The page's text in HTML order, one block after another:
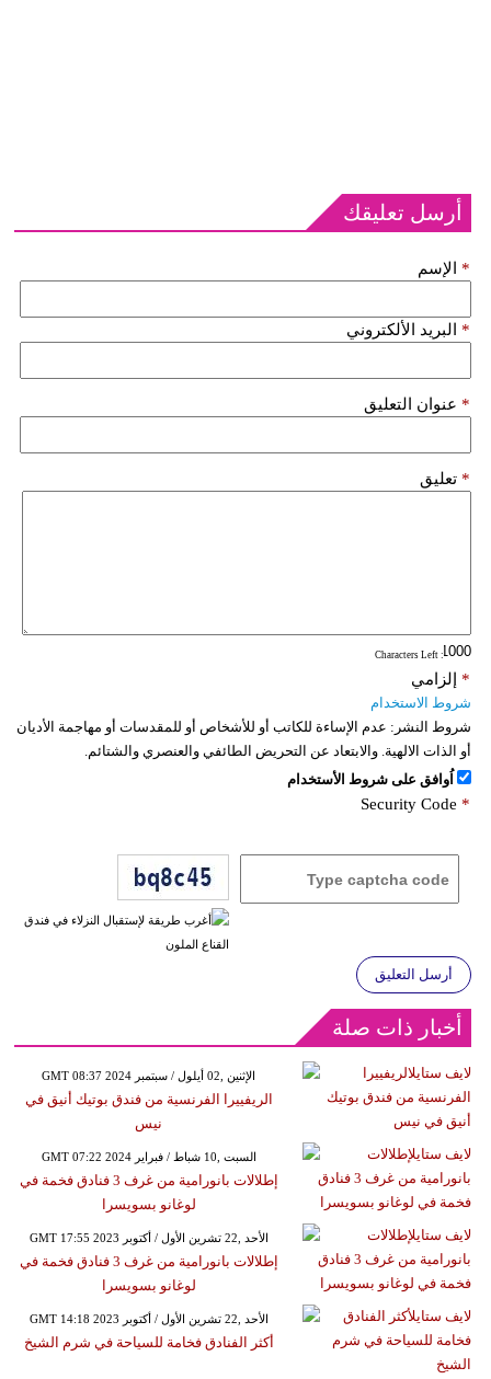
أرسل تعليقك
الإسم *
البريد الألكتروني *
عنوان التعليق *
تعليق *
: Characters Left
إلزامي *
شروط الاستخدام
شروط النشر: عدم الإساءة للكاتب أو للأشخاص أو للمقدسات أو مهاجمة الأديان
أو الذات الالهية. والابتعاد عن التحريض الطائفي والعنصري والشتائم.
اُوافق على شروط الأستخدام
Security Code *
أرسل التعليق
أخبار ذات صلة
GMT 08:37 2024 الإثنين ,02 أيلول / سبتمبر
الريفييرا الفرنسية من فندق بوتيك أنيق في
نيس
GMT 07:22 2024 السبت ,10 شباط / فبراير
إطلالات بانورامية من غرف 3 فنادق فخمة في
لوغانو بسويسرا
GMT 17:55 2023 الأحد ,22 تشرين الأول / أكتوبر
إطلالات بانورامية من غرف 3 فنادق فخمة في
لوغانو بسويسرا
GMT 14:18 2023 الأحد ,22 تشرين الأول / أكتوبر
أكثر الفنادق فخامة للسياحة في شرم الشيخ